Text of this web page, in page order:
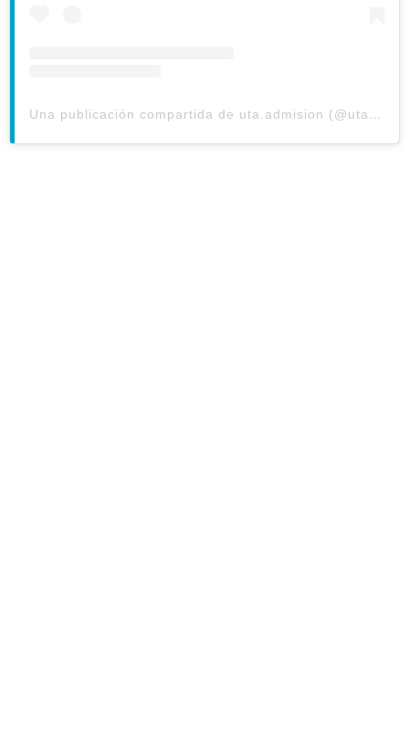
Una publicación compartida de uta.admision (@uta.admision)